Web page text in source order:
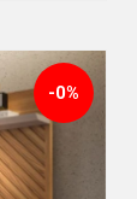
-0%